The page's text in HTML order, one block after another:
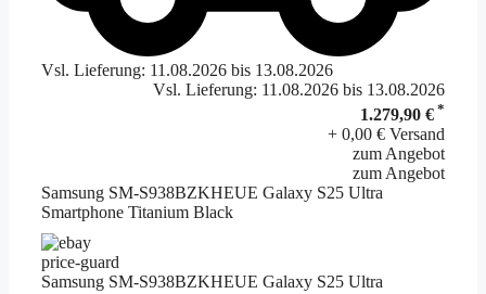
Vsl. Lieferung: 11.08.2026 bis 13.08.2026
Vsl. Lieferung: 11.08.2026 bis 13.08.2026
1.279,90 € *
+ 0,00 € Versand
zum Angebot
zum Angebot
Samsung SM-S938BZKHEUE Galaxy S25 Ultra
Smartphone Titanium Black
price-guard
Samsung SM-S938BZKHEUE Galaxy S25 Ultra